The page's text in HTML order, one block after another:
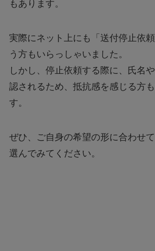
もあります。
実際にネット上にも「送付停止依
う方もいらっしゃいました。
しかし、停止依頼する際に、氏名
認されるため、抵抗感を感じる方
す。
ぜひ、ご自身の希望の形に合わせ
選んでみてください。